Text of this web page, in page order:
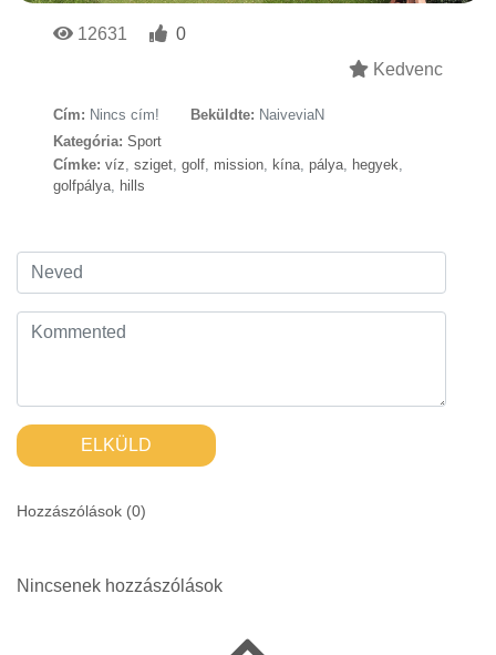
12631
0
Kedvenc
Cím: Nincs cím! Beküldte: NaiveviaN
Kategória: Sport
Címke: víz sziget golf mission kína pálya hegyek
golfpálya hills
ELKÜLD
Hozzászólások (0)
Nincsenek hozzászólások